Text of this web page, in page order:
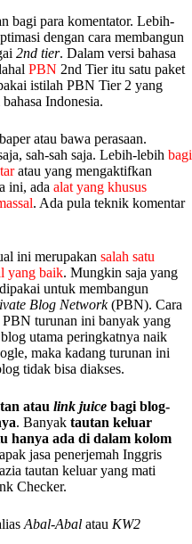
bagi para komentator. Lebih-
dengan cara membangun
2nd tier. Dalam versi bahasa
PBN 2nd Tier itu satu paket
istilah PBN Tier 2 yang
Indonesia.
atau bawa perasaan.
sah-sah saja. Lebih-lebih bagi
atau yang mengaktifkan
ini, ada alat yang khusus
. Ada pula teknik komentar
ini merupakan salah satu
yang baik. Mungkin saja yang
untuk membangun
Blog Network(PBN). Cara
turunan ini banyak yang
utama peringkatnya naik
maka kadang turunan ini
tidak bisa diakses.
atau link juice bagi blog-
. Banyak tautan keluar
hanya ada di dalam kolom
jasa penerjemah Inggris
tautan keluar yang mati
Checker.
Abal-Abal atau KW2